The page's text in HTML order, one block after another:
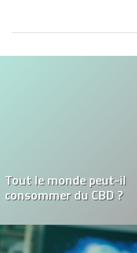
Où acheter le Hash CBD?